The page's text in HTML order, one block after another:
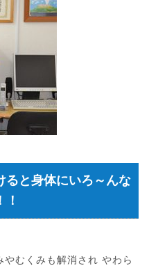
ると身体にいろ～んな
むくみも解消され やわら